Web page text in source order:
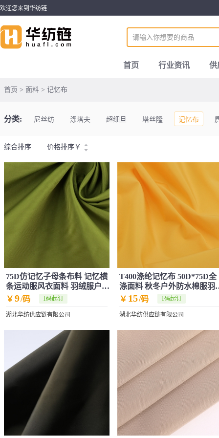
欢迎您来到华纺链
首页 行业资讯 供
首页 > 面料 > 记忆布
分类: 尼丝纺 涤塔夫 超细旦 塔丝隆 记忆布
综合排序 价格排序 ￥
75D仿记忆子母条布料 记忆横
条运动服风衣面料 羽绒服户外
服布料
￥ 9/码 1码起订
湖北华纺供应链有限公司
T400涤纶记忆布 50D*75D全
涤面料 秋冬户外防水棉服羽
服面料
￥ 15/码 1码起订
湖北华纺供应链有限公司